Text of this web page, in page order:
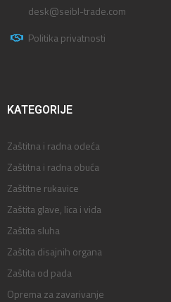
desk@seibl-trade.com
Politika privatnosti
KATEGORIJE
Zaštitna i radna odeća
Zaštitna i radna obuća
Zaštitne rukavice
Zaštita glave, lica i vida
Zaštita sluha
Zaštita disajnih organa
Zaštita od pada
Oprema za zavarivanje